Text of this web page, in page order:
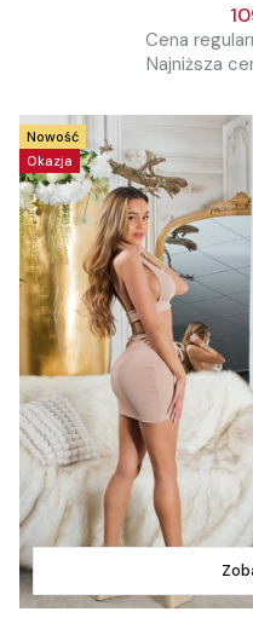
Cena
Najniższa
Okazja
Nowość